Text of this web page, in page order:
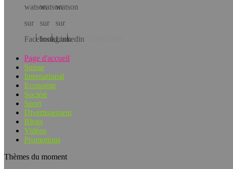
Téléchargez l’app!
Page d'accueil
Suisse
International
Economie
Société
Sport
Divertissement
Blogs
Vidéos
Promotions
Thèmes du moment